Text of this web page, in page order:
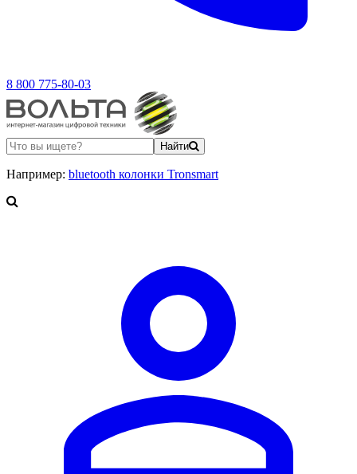
8 800 775-80-03
Найти
Например: bluetooth колонки Tronsmart